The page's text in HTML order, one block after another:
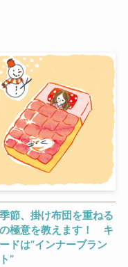
節、掛け布団を重ねる
極意を教えます！ キ
ドは”インナーブラン
”